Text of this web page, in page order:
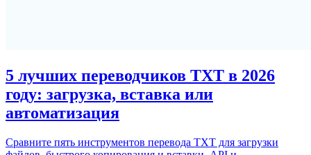
5 лучших переводчиков TXT в 2026
году: загрузка, вставка или
автоматизация
Сравните пять инструментов перевода TXT для загрузки